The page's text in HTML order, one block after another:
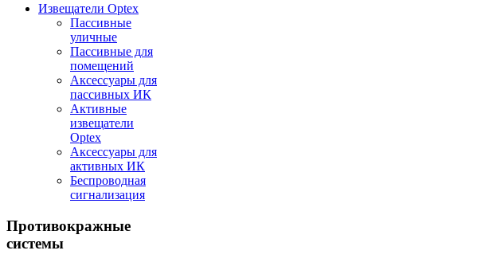
Извещатели Optex
Пассивные
уличные
Пассивные для
помещений
Аксессуары для
пассивных ИК
Активные
извещатели
Optex
Аксессуары для
активных ИК
Беспроводная
сигнализация
Противокражные
системы